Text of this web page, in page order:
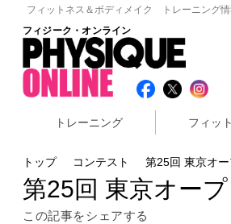
フィットネス＆ボディメイク トレーニング
フィジーク・オンライン
トレーニング フィッ
トップ コンテスト 第25回 東京オ
第25回 東京オー
この記事をシェアする